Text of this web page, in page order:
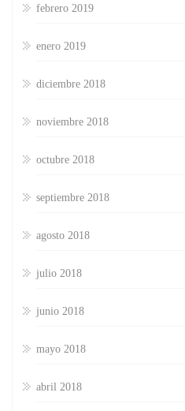
febrero 2019
enero 2019
diciembre 2018
noviembre 2018
octubre 2018
septiembre 2018
agosto 2018
julio 2018
junio 2018
mayo 2018
abril 2018